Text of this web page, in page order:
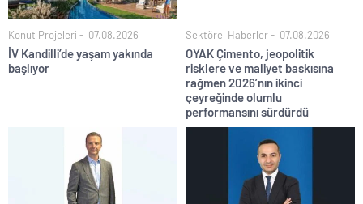
Konut Projeleri 07.08.2026
İV Kandilli’de yaşam yakında
başlıyor
Sektörel Haberler 07.08.2026
OYAK Çimento, jeopolitik
risklere ve maliyet baskısına
rağmen 2026’nın ikinci
çeyreğinde olumlu
performansını sürdürdü